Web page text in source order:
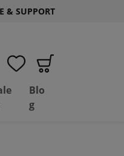
& SUPPORT
Blo
g